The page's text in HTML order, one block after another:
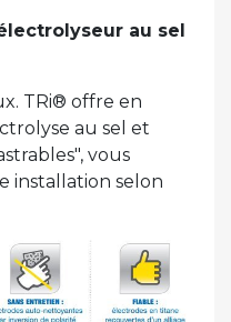
au sel
TRi® offre en
au sel et
vous
installation selon